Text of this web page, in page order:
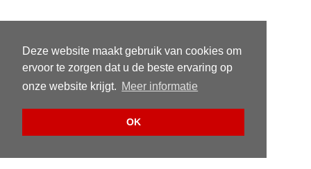
Deze website maakt gebruik van cookies om
ervoor te zorgen dat u de beste ervaring op
onze website krijgt. Meer informatie
OK